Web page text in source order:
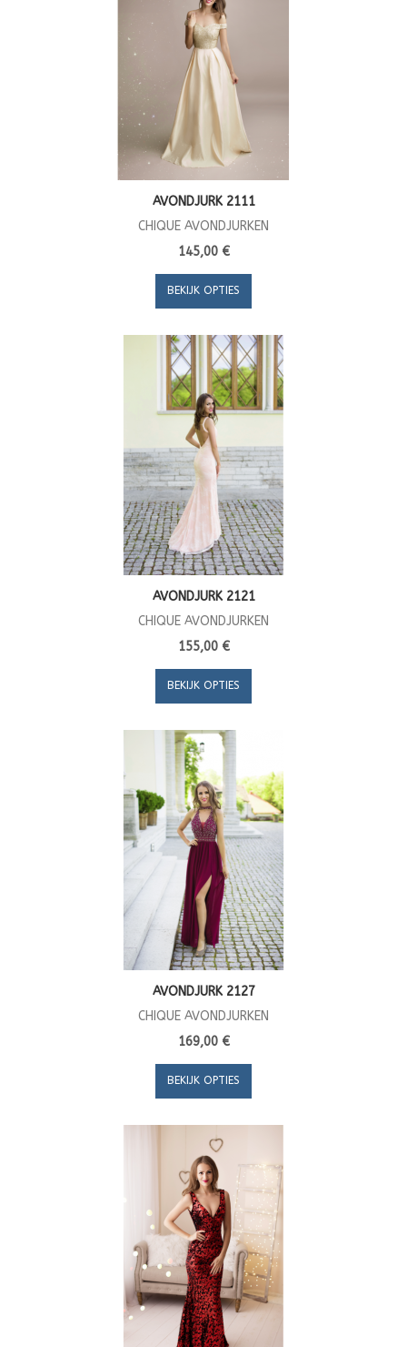
AVONDJURK 2111
CHIQUE AVONDJURKEN
145,00 €
BEKIJK OPTIES
AVONDJURK 2121
CHIQUE AVONDJURKEN
155,00 €
BEKIJK OPTIES
AVONDJURK 2127
CHIQUE AVONDJURKEN
169,00 €
BEKIJK OPTIES